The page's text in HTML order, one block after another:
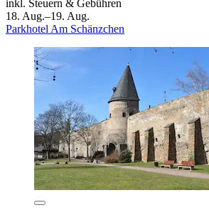
inkl. Steuern & Gebühren
18. Aug.–19. Aug.
Parkhotel Am Schänzchen